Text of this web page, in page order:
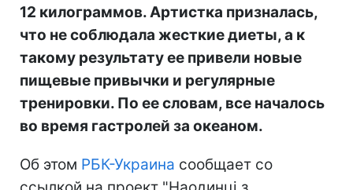
12 килограммов. Артистка призналась,
что не соблюдала жесткие диеты, а к
такому результату ее привели новые
пищевые привычки и регулярные
тренировки. По ее словам, все началось
во время гастролей за океаном.
Об этом РБК-Украина сообщает со